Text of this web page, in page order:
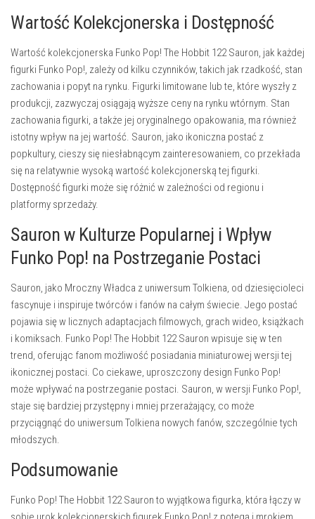
Wartość Kolekcjonerska i Dostępność
Wartość kolekcjonerska Funko Pop! The Hobbit 122 Sauron, jak każdej
figurki Funko Pop!, zależy od kilku czynników, takich jak rzadkość, stan
zachowania i popyt na rynku. Figurki limitowane lub te, które wyszły z
produkcji, zazwyczaj osiągają wyższe ceny na rynku wtórnym. Stan
zachowania figurki, a także jej oryginalnego opakowania, ma również
istotny wpływ na jej wartość. Sauron, jako ikoniczna postać z
popkultury, cieszy się niesłabnącym zainteresowaniem, co przekłada
się na relatywnie wysoką wartość kolekcjonerską tej figurki.
Dostępność figurki może się różnić w zależności od regionu i
platformy sprzedaży.
Sauron w Kulturze Popularnej i Wpływ
Funko Pop! na Postrzeganie Postaci
Sauron, jako Mroczny Władca z uniwersum Tolkiena, od dziesięcioleci
fascynuje i inspiruje twórców i fanów na całym świecie. Jego postać
pojawia się w licznych adaptacjach filmowych, grach wideo, książkach
i komiksach. Funko Pop! The Hobbit 122 Sauron wpisuje się w ten
trend, oferując fanom możliwość posiadania miniaturowej wersji tej
ikonicznej postaci. Co ciekawe, uproszczony design Funko Pop!
może wpływać na postrzeganie postaci. Sauron, w wersji Funko Pop!,
staje się bardziej przystępny i mniej przerażający, co może
przyciągnąć do uniwersum Tolkiena nowych fanów, szczególnie tych
młodszych.
Podsumowanie
Funko Pop! The Hobbit 122 Sauron to wyjątkowa figurka, która łączy w